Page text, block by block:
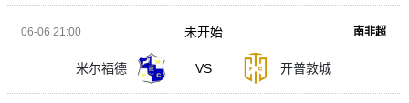
06-06 21:00 南非超
米尔福德 VS 开普敦城
未开始